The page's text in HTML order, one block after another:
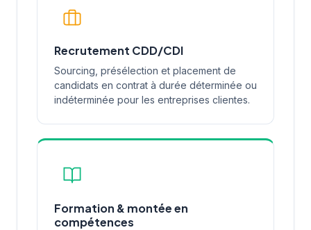
Recrutement CDD/CDI
Sourcing, présélection et placement de
candidats en contrat à durée déterminée ou
indéterminée pour les entreprises clientes.
Formation & montée en
compétences